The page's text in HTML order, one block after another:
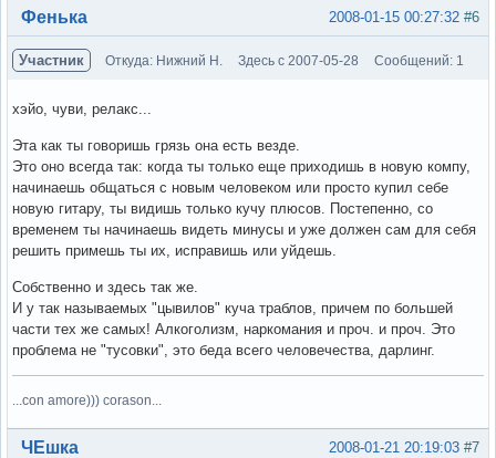
Вне форума #6
2008-01-15 00:27:32
Фенька
Участник Откуда: Нижний Н. Здесь с 2007-05-28 Сообщений: 1
хэйо, чуви, релакс...
Эта как ты говоришь грязь она есть везде.
Это оно всегда так: когда ты только еще приходишь в новую компу,
начинаешь общаться с новым человеком или просто купил себе
новую гитару, ты видишь только кучу плюсов. Постепенно, со
временем ты начинаешь видеть минусы и уже должен сам для себя
решить примешь ты их, исправишь или уйдешь.
Собственно и здесь так же.
И у так называемых "цывилов" куча траблов, причем по большей
части тех же самых! Алкоголизм, наркомания и проч. и проч. Это
проблема не "тусовки", это беда всего человечества, дарлинг.
...con amore))) corason...
Вне форума #7
2008-01-21 20:19:03
ЧЕшка